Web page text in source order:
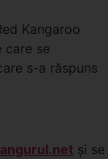
Kangaroo
care se
s-a răspuns
și se